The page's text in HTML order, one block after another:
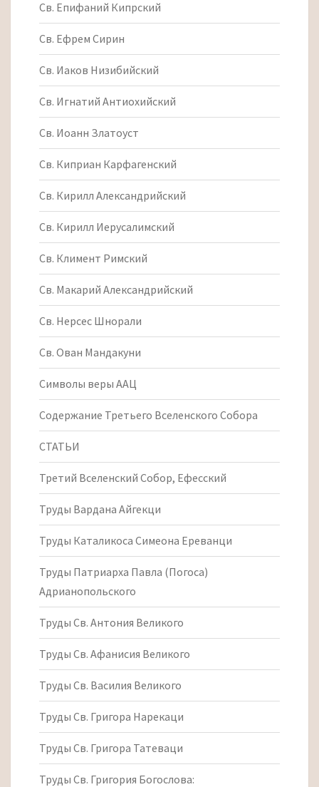
Св. Епифаний Кипрский
Св. Ефрем Сирин
Св. Иаков Низибийский
Св. Игнатий Антиохийский
Св. Иоанн Златоуст
Св. Киприан Карфагенский
Св. Кирилл Александрийский
Св. Кирилл Иерусалимский
Св. Климент Римский
Св. Макарий Александрийский
Св. Нерсес Шнорали
Св. Ован Мандакуни
Символы веры ААЦ
Содержание Третьего Вселенского Собора
СТАТЬИ
Третий Вселенский Собор, Ефесский
Труды Вардана Айгекци
Труды Каталикоса Симеона Ереванци
Труды Патриарха Павла (Погоса)
Адрианопольского
Труды Св. Антония Великого
Труды Св. Афанисия Великого
Труды Св. Василия Великого
Труды Св. Григора Нарекаци
Труды Св. Григора Татеваци
Труды Св. Григория Богослова: